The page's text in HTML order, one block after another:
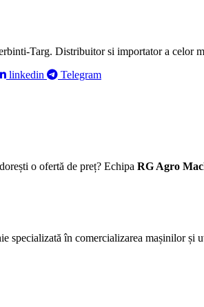
Targ. Distribuitor si importator a celor
linkedin
Telegram
o ofertă de preț? Echipa RG Agro
specializată în comercializarea mașinilor